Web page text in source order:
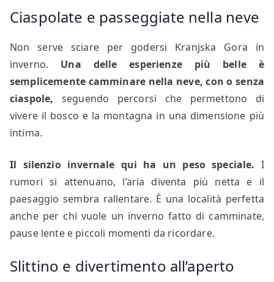
Ciaspolate e passeggiate nella neve
Non serve sciare per godersi Kranjska Gora in
inverno. Una delle esperienze più belle è
semplicemente camminare nella neve, con o senza
ciaspole, seguendo percorsi che permettono di
vivere il bosco e la montagna in una dimensione più
intima.
Il silenzio invernale qui ha un peso speciale. I
rumori si attenuano, l’aria diventa più netta e il
paesaggio sembra rallentare. È una località perfetta
anche per chi vuole un inverno fatto di camminate,
pause lente e piccoli momenti da ricordare.
Slittino e divertimento all’aperto